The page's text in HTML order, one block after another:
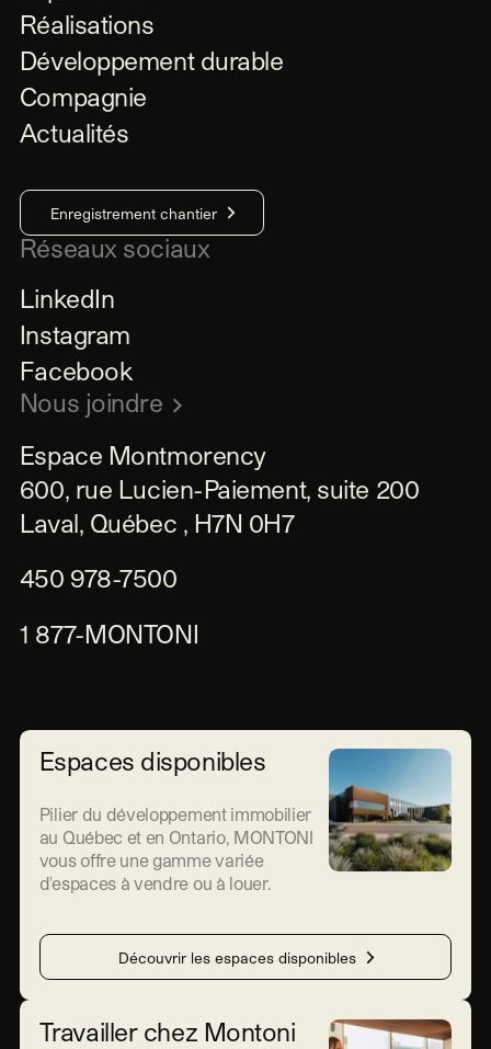
Réalisations
Développement durable
Compagnie
Actualités
Enregistrement chantier
Réseaux sociaux
LinkedIn
Instagram
Facebook
Nous joindre
Espace Montmorency
600, rue Lucien-Paiement, suite 200
Laval, Québec , H7N 0H7
450 978-7500
1 877-MONTONI
Espaces disponibles
Pilier du développement immobilier
au Québec et en Ontario, MONTONI
vous offre une gamme variée
d'espaces à vendre ou à louer.
Découvrir les espaces disponibles
Travailler chez Montoni